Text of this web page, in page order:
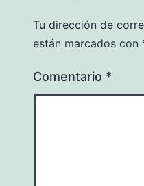
Tu dirección de
están marcados con
Comentario *